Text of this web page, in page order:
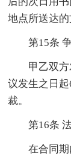
地点所送达
第15条
甲乙双
议发生之日
裁。
第16条
在合同